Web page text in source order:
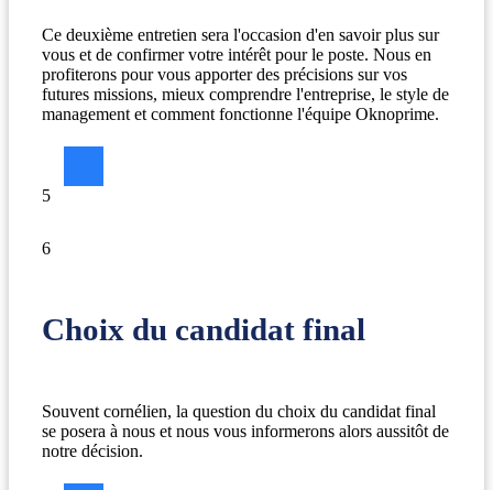
Ce deuxième entretien sera l'occasion d'en savoir plus sur
vous et de confirmer votre intérêt pour le poste. Nous en
profiterons pour vous apporter des précisions sur vos
futures missions, mieux comprendre l'entreprise, le style de
management et comment fonctionne l'équipe Oknoprime.
5
6
Choix du candidat final
Souvent cornélien, la question du choix du candidat final
se posera à nous et nous vous informerons alors aussitôt de
notre décision.